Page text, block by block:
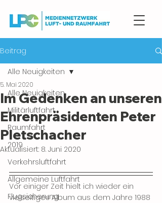
Beitrag
Alle Neuigkeiten
Militärluftfahrt
Raumfahrt
2019
Verkehrsluftfahrt
Allgemeine Luftfahrt
Flugsicherung
Alle Neuigkeiten
Im Gedenken an unseren
Ehrenpräsidenten Peter
Pletschacher
5. Mai 2020
Aktualisiert: 8. Juni 2020
Vor einiger Zeit hielt ich wieder ein
vielseitiges Album aus dem Jahre 1988